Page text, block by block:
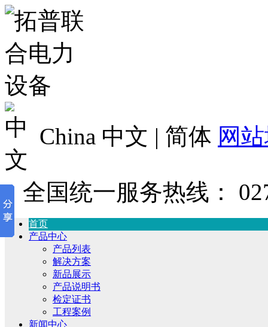
China 中文 | 简体 网
全国统一服务热线：
首页
产品中心
产品列表
解决方案
新品展示
产品说明书
检定证书
工程案例
新闻中心